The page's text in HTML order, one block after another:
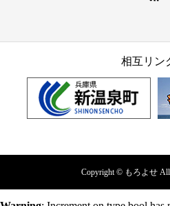
相互リン
Copyright © もろよせ All